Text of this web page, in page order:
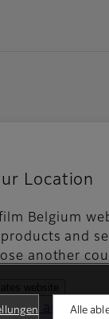
Location
Belgium
products and
another
website
and
Mobile Apps
Alle